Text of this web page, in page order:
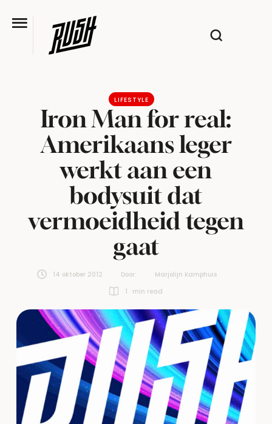
LIFESTYLE
Iron Man for real:
Amerikaans leger
werkt aan een
bodysuit dat
vermoeidheid tegen
gaat
14 oktober 2012 Door:
Marjolijn Kamphuis
1
min read